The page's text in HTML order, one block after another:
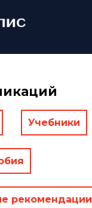
Учебники
рекомендации